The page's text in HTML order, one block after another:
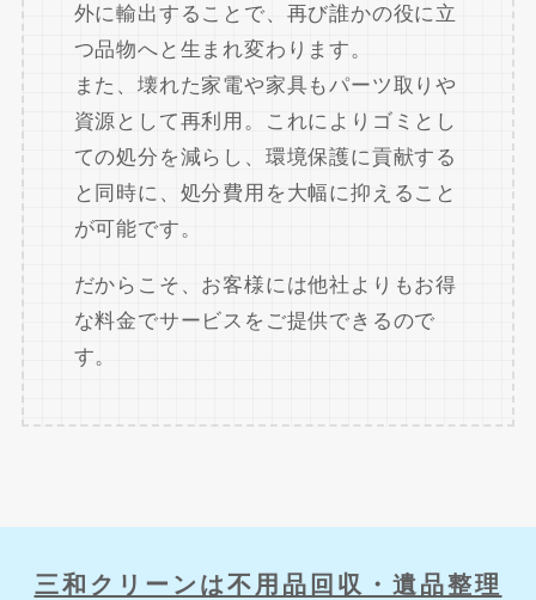
外に輸出することで、再び誰かの役に立
つ品物へと生まれ変わります。
また、壊れた家電や家具もパーツ取りや
資源として再利用。これによりゴミとし
ての処分を減らし、環境保護に貢献する
と同時に、処分費用を大幅に抑えること
が可能です。
だからこそ、お客様には他社よりもお得
な料金でサービスをご提供できるので
す。
三和クリーンは不用品回収・遺品整理